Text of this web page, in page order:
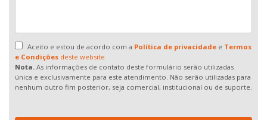
Aceito e estou de acordo com a Política de privacidadee Termos
e Condições deste website.
Nota. As informações de contato deste formulário serão utilizadas
única e exclusivamente para este atendimento. Não serão utilizadas para
nenhum outro fim posterior, seja comercial, institucional ou de suporte.